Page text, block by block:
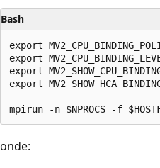
Bash
export
export
export
export
onde: